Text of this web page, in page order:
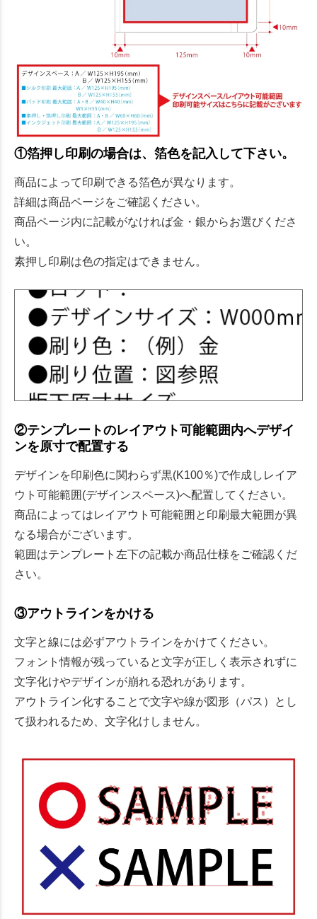
①箔押し印刷の場合は、箔色を記入して下さい。
商品によって印刷できる箔色が異なります。
詳細は商品ページをご確認ください。
商品ページ内に記載がなければ金・銀からお選びくださ
い。
素押し印刷は色の指定はできません。
②テンプレートのレイアウト可能範囲内へデザイ
ンを原寸で配置する
デザインを印刷色に関わらず黒(K100％)で作成しレイア
ウト可能範囲(デザインスペース)へ配置してください。
商品によってはレイアウト可能範囲と印刷最大範囲が異
なる場合がございます。
範囲はテンプレート左下の記載か商品仕様をご確認くだ
さい。
③アウトラインをかける
文字と線には必ずアウトラインをかけてください。
フォント情報が残っていると文字が正しく表示されずに
文字化けやデザインが崩れる恐れがあります。
アウトライン化することで文字や線が図形（パス）とし
て扱われるため、文字化けしません。